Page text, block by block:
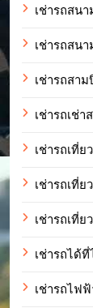
เช่ารถสน
เช่ารถสน
เช่ารถสา
เช่ารถเช่
เช่ารถเที่
เช่ารถเที่
เช่ารถเที่
เช่ารถได้
เช่ารถไฟ